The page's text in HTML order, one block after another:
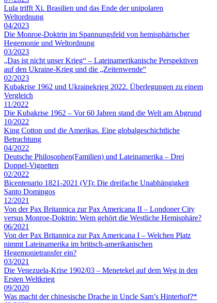
Lula trifft Xi. Brasilien und das Ende der unipolaren
Weltordnung
04/2023
Die Monroe-Doktrin im Spannungsfeld von hemisphärischer
Hegemonie und Weltordnung
03/2023
„Das ist nicht unser Krieg“ – Lateinamerikanische Perspektiven
auf den Ukraine-Krieg und die „Zeitenwende“
02/2023
Kubakrise 1962 und Ukrainekrieg 2022. Überlegungen zu einem
Vergleich
11/2022
Die Kubakrise 1962 – Vor 60 Jahren stand die Welt am Abgrund
10/2022
King Cotton und die Amerikas. Eine globalgeschichtliche
Betrachtung
04/2022
Deutsche Philosophen(Familien) und Lateinamerika – Drei
Doppel-Vignetten
02/2022
Bicentenario 1821-2021 (VI): Die dreifache Unabhängigkeit
Santo Domingos
12/2021
Von der Pax Britannica zur Pax Americana II – Londoner City
versus Monroe-Doktrin: Wem gehört die Westliche Hemisphäre?
06/2021
Von der Pax Britannica zur Pax Americana I – Welchen Platz
nimmt Lateinamerika im britisch-amerikanischen
Hegemonietransfer ein?
03/2021
Die Venezuela-Krise 1902/03 – Menetekel auf dem Weg in den
Ersten Weltkrieg
09/2020
Was macht der chinesische Drache in Uncle Sam’s Hinterhof?*